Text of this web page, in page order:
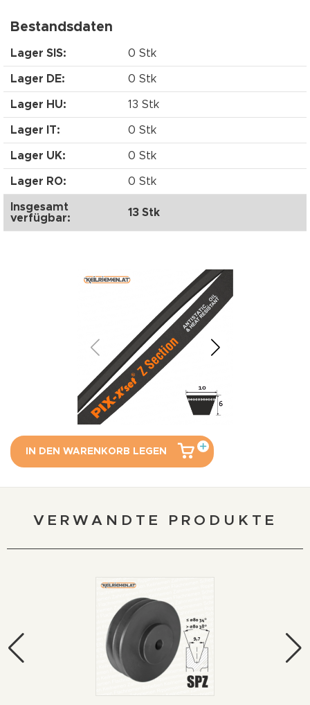
Bestandsdaten
Lager SIS: 0 Stk
Lager DE: 0 Stk
Lager HU: 13 Stk
Lager IT: 0 Stk
Lager UK: 0 Stk
Lager RO: 0 Stk
Insgesamt
verfügbar:
13 Stk
IN DEN WARENKORB LEGEN
VERWANDTE PRODUKTE